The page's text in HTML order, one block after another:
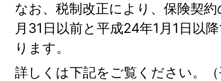
なお、税制改正により、保険契
月31日以前と平成24年1月1日以
ります。
詳しくは下記をご覧ください。